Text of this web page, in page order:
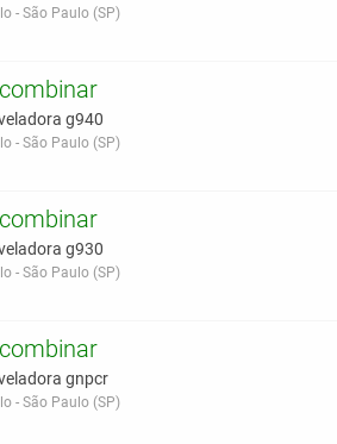
- São Paulo (SP)
g940
- São Paulo (SP)
g930
- São Paulo (SP)
gnpcr
- São Paulo (SP)